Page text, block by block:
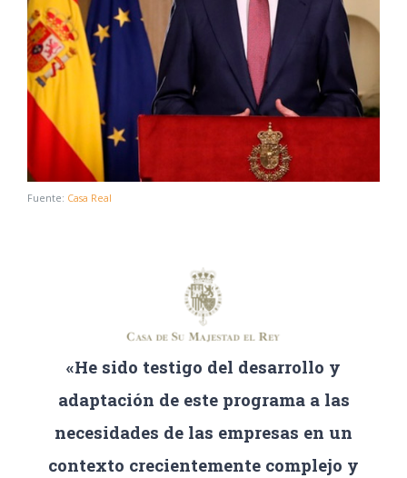
Fuente: Casa Real
«He sido testigo del desarrollo y
adaptación de este programa a las
necesidades de las empresas en un
contexto crecientemente complejo y